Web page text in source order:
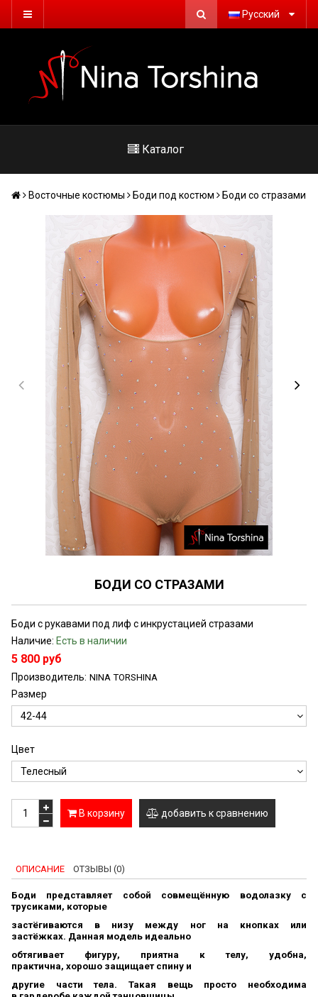
Русский
Каталог
Восточные костюмы Боди под костюм Боди со стразами
БОДИ СО СТРАЗАМИ
Боди с рукавами под лиф с инкрустацией стразами
Наличие: Есть в наличии
5 800 руб
Производитель: NINA TORSHINA
Размер
Цвет
В корзину добавить к сравнению
ОПИСАНИЕ ОТЗЫВЫ (0)
Боди представляет собой совмещённую водолазку с
трусиками, которые
застёгиваются в низу между ног на кнопках или
застёжках. Данная модель идеально
обтягивает фигуру, приятна к телу, удобна,
практична, хорошо защищает спину и
другие части тела. Такая вещь просто необходима